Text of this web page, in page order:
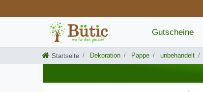
Gutscheine
Startseite Dekoration Pappe unbehandelt